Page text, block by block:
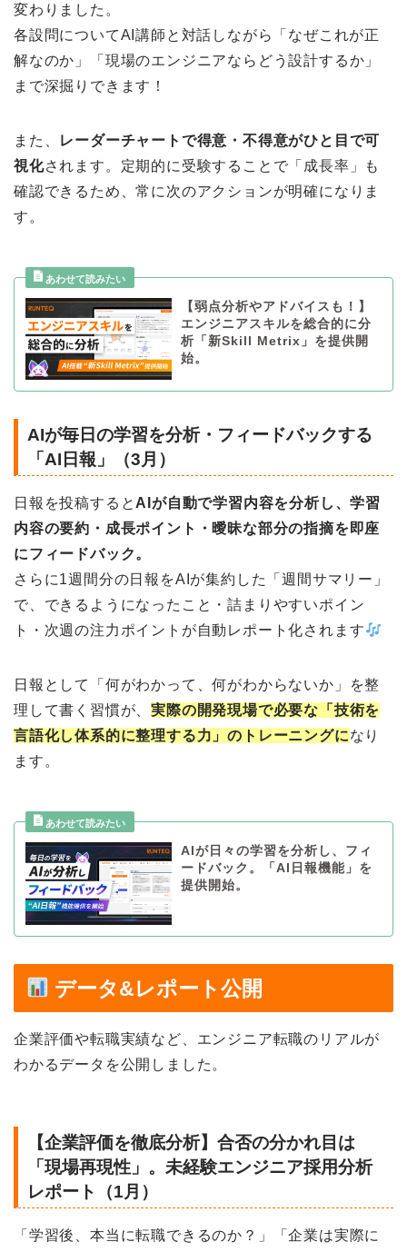
変わりました。
各設問についてAI講師と対話しながら「なぜこれが正
解なのか」「現場のエンジニアならどう設計するか」
まで深掘りできます！
また、 レーダーチャートで得意・不得意がひと目で可
視化されます。定期的に受験することで「成長率」も
確認できるため、常に次のアクションが明確になりま
す。
【弱点分析やアドバイスも！】
エンジニアスキルを総合的に分
析「新Skill Metrix」を提供開
始。
AIが毎日の学習を分析・フィードバックする
「AI日報」（3月）
日報を投稿すると AIが自動で学習内容を分析し、学習
内容の要約・成長ポイント・曖昧な部分の指摘を即座
にフィードバック。
さらに1週間分の日報をAIが集約した「週間サマリー」
で、できるようになったこと・詰まりやすいポイン
ト・次週の注力ポイントが自動レポート化されます
日報として「何がわかって、何がわからないか」を整
理して書く習慣が、実際の開発現場で必要な「技術を
言語化し体系的に整理する力」のトレーニングになり
ます。
AIが日々の学習を分析し、フィ
ードバック。「AI日報機能」を
提供開始。
データ&レポート公開
企業評価や転職実績など、エンジニア転職のリアルが
わかるデータを公開しました。
【企業評価を徹底分析】合否の分かれ目は
「現場再現性」。未経験エンジニア採用分析
レポート（1月）
「学習後、本当に転職できるのか？」「企業は実際に